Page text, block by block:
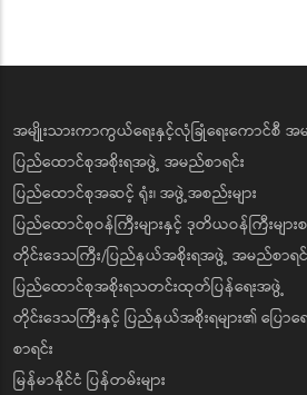
အမျိုးသားကာကွယ်ရေးနှင့်လုံခြုံရေးကောင်စီ အ
ပြည်ထောင်စုအစိုးရအဖွဲ့ အမည်စာရင်း
ပြည်ထောင်စုအဆင့် ရုံး၊ အဖွဲ့အစည်းများ
ပြည်ထောင်စုဝန်ကြီးများနှင့် ဒုတိယဝန်ကြီးများစ
တိုင်းဒေသကြီး/ပြည်နယ်အစိုးရအဖွဲ့ အမည်စာရင်
ပြည်ထောင်စုအစိုးရသတင်းထုတ်ပြန်ရေးအဖွဲ့
တိုင်းဒေသကြီးနှင့် ပြည်နယ်အစိုးရများ၏ ပြော
စာရင်း
မြန်မာနိုင်ငံ ပြန်တမ်းများ